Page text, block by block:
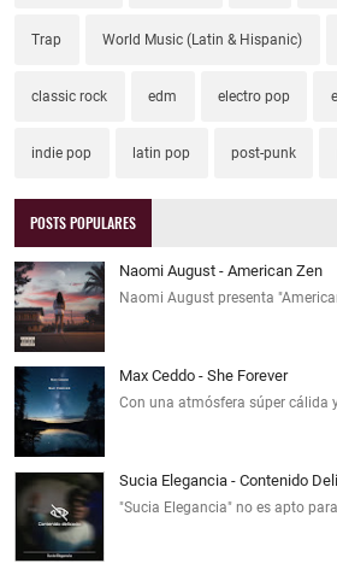
Trap World Music (Latin & Hispanic)
classic rock edm electro pop
indie pop latin pop post-punk
POSTS POPULARES
Naomi August - American Zen
Naomi August presenta
Max Ceddo - She Forever
Con una atmósfera súper cálida
Sucia Elegancia - Contenido
"Sucia Elegancia" no es apto